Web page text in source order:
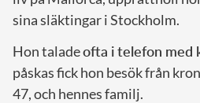
sina släktingar i Stockholm.
Hon taladeofta i telefon med
påskas fick hon besök från
47, och hennes familj.